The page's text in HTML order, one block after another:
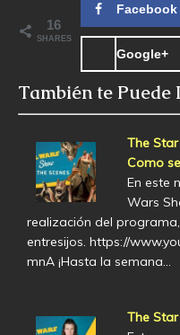
16
SHARES
Facebook
Google+
También te Puede
The
Como
En este
Wars
realización del
entresijos. https://
mnA ¡Hasta la semana…
The